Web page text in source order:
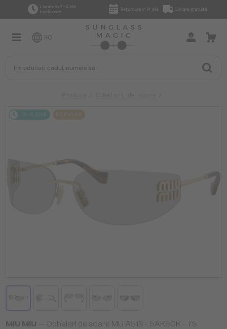
Livrare în 2–4 zile
lucrătoare
Returnare în 14 zile Livrare gratuită
RO
2-4 ZILE
MIU MIU — Ochelari de soare MU A51S - 5AK50K - 75